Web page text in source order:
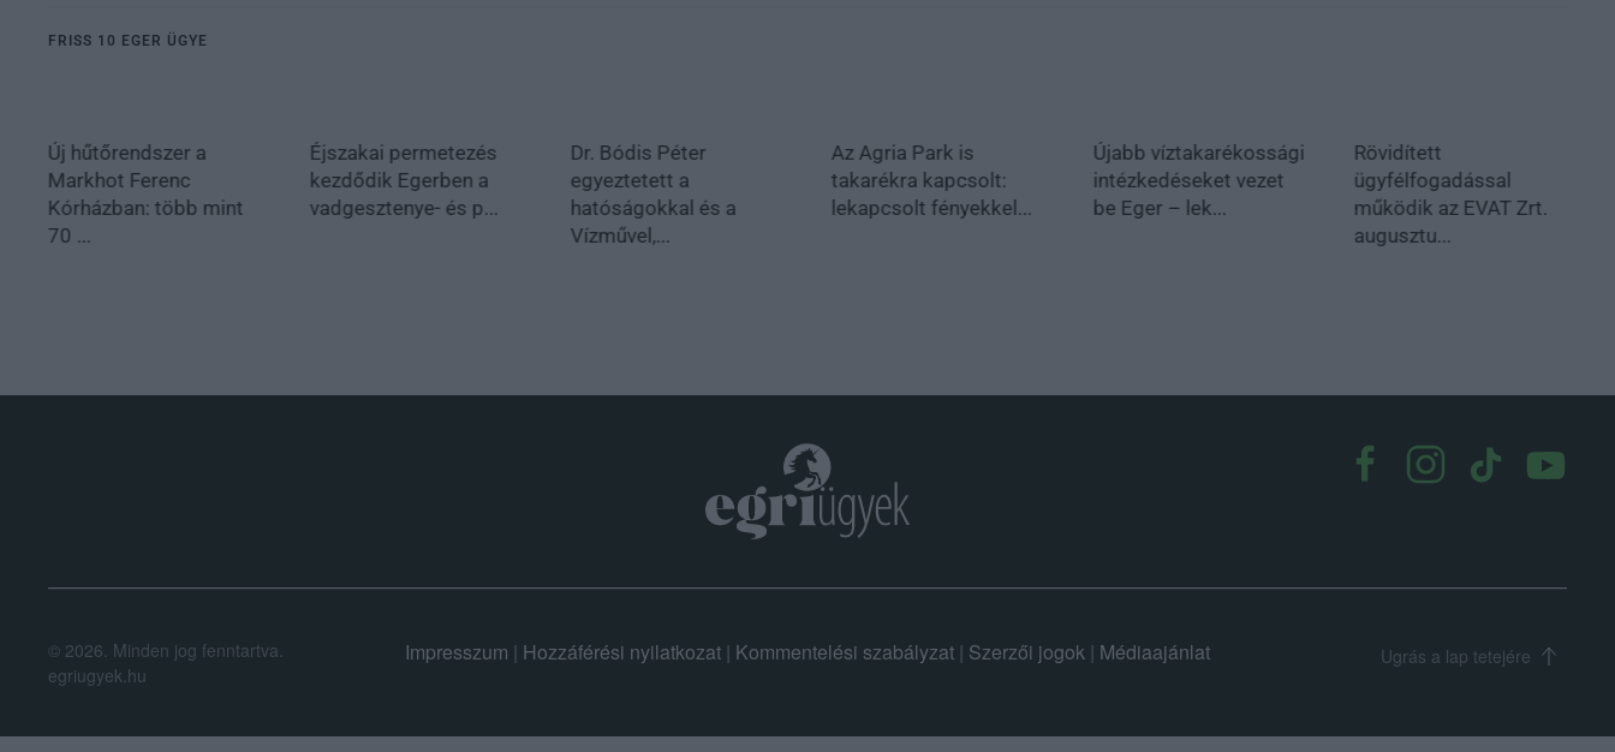
FRISS 10 EGER ÜGYE
Új hűtőrendszer a
Markhot Ferenc
Kórházban: több mint
70 ...
Éjszakai permetezés
kezdődik Egerben a
vadgesztenye- és p...
Dr. Bódis Péter
egyeztetett a
hatóságokkal és a
Vízművel,...
Az Agria Park is
takarékra kapcsolt:
lekapcsolt fényekkel...
Újabb víztakarékossági
intézkedéseket vezet
be Eger – lek...
Rövidített
ügyfélfogadással
működik az EVAT Zrt.
augusztu...
© 2026. Minden jog fenntartva.
egriugyek.hu
Impresszum | Hozzáférési nyilatkozat| Kommentelési szabályzat| Szerzői jogok| Médiaajánlat Ugrás a lap tetejére